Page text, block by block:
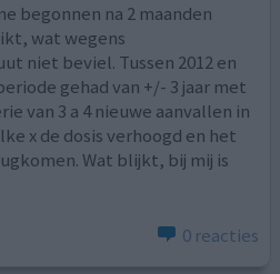
begonnen na 2 maanden
wat wegens
niet beviel. Tussen 2012 en
gehad van +/- 3 jaar met
van 3 a 4 nieuwe aanvallen in
x de dosis verhoogd en het
Wat blijkt, bij mij is
0 reacties